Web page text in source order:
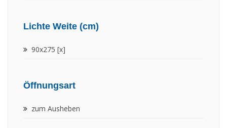
Lichte Weite (cm)
90x275 [x]
Öffnungsart
zum Ausheben